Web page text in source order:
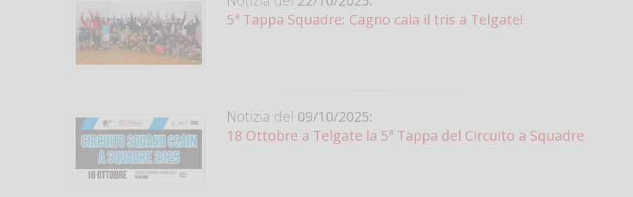
5ª Tappa Squadre: Cagno cala il tris a Telgate!
Notizia del 09/10/2025:
18 Ottobre a Telgate la 5ª Tappa del Circuito a Squadre